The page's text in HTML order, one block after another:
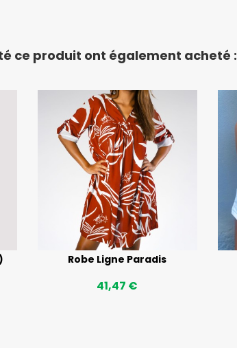
ce produit ont également acheté :
Robe Ligne Paradis
41,47 €